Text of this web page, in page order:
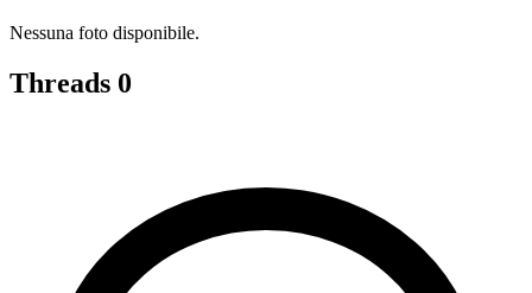
Nessuna foto disponibile.
Threads 0